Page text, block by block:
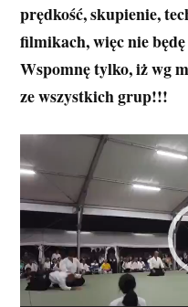
prędkość, skupienie,
filmikach, więc nie
Wspomnę tylko, iż wg
ze wszystkich grup!!!
Odtwarzacz
video